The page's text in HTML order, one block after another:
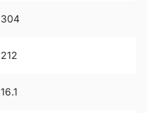
304
212
16.1